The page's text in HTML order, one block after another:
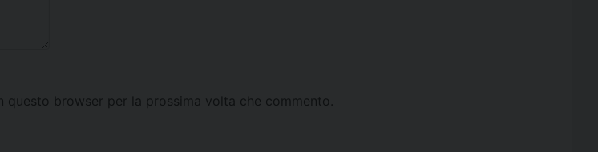
browser per la prossima volta che commento.